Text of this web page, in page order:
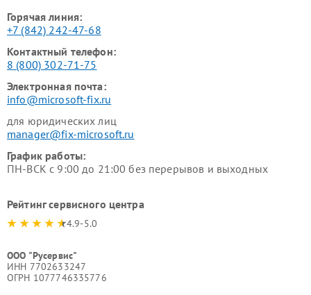
Горячая линия:
+7 (842) 242-47-68
Контактный телефон:
8 (800) 302-71-75
Электронная почта:
info@microsoft-fix.ru
для юридических лиц
manager@fix-microsoft.ru
График работы:
ПН-ВСК с 9:00 до 21:00 без перерывов и выходных
Рейтинг сервисного центра
4.9-5.0
ООО "Русервис"
ИНН 7702633247
ОГРН 1077746335776